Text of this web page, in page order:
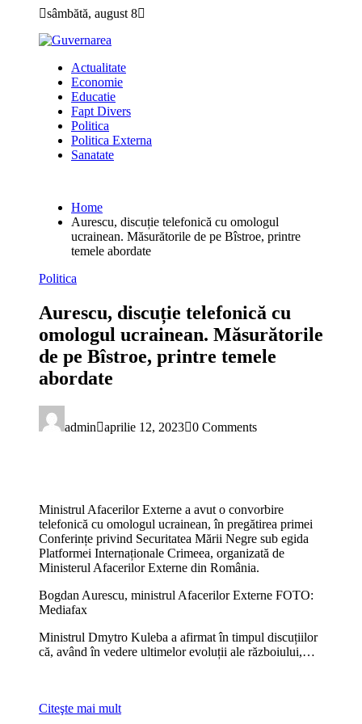
content
sâmbătă, august 8
Actualitate
Economie
Educatie
Fapt Divers
Politica
Politica Externa
Sanatate
Home
Aurescu, discuție telefonică cu omologul
ucrainean. Măsurătorile de pe Bîstroe, printre
temele abordate
Politica
Aurescu, discuție telefonică cu
omologul ucrainean. Măsurătorile
de pe Bîstroe, printre temele
abordate
admin aprilie 12, 2023 0 Comments
Ministrul Afacerilor Externe a avut o convorbire
telefonică cu omologul ucrainean, în pregătirea primei
Conferințe privind Securitatea Mării Negre sub egida
Platformei Internaționale Crimeea, organizată de
Ministerul Afacerilor Externe din România.
Bogdan Aurescu, ministrul Afacerilor Externe FOTO:
Mediafax
Ministrul Dmytro Kuleba a afirmat în timpul discuțiilor
că, având în vedere ultimelor evoluții ale războiului,…
Citeşte mai mult